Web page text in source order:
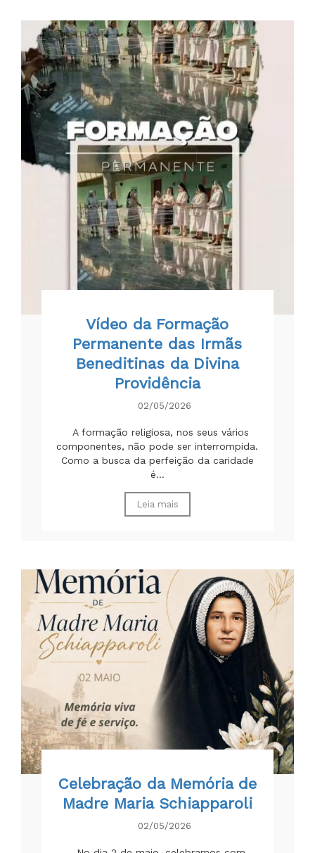
Vídeo da Formação
Permanente das Irmãs
Beneditinas da Divina
Providência
02/05/2026
A formação religiosa, nos seus vários
componentes, não pode ser interrompida.
Como a busca da perfeição da caridade
é...
Leia mais
Celebração da Memória de
Madre Maria Schiapparoli
02/05/2026